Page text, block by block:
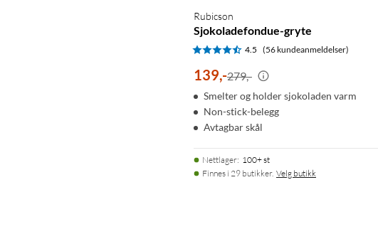
Rubicson
Sjokoladefondue-gryte
4.5 (56 kundeanmeldelser)
139,-279,-
Smelter og holder sjokoladen varm
Non-stick-belegg
Avtagbar skål
Nettlager: 100+ st
Finnes i 29 butikker. Velg butikk